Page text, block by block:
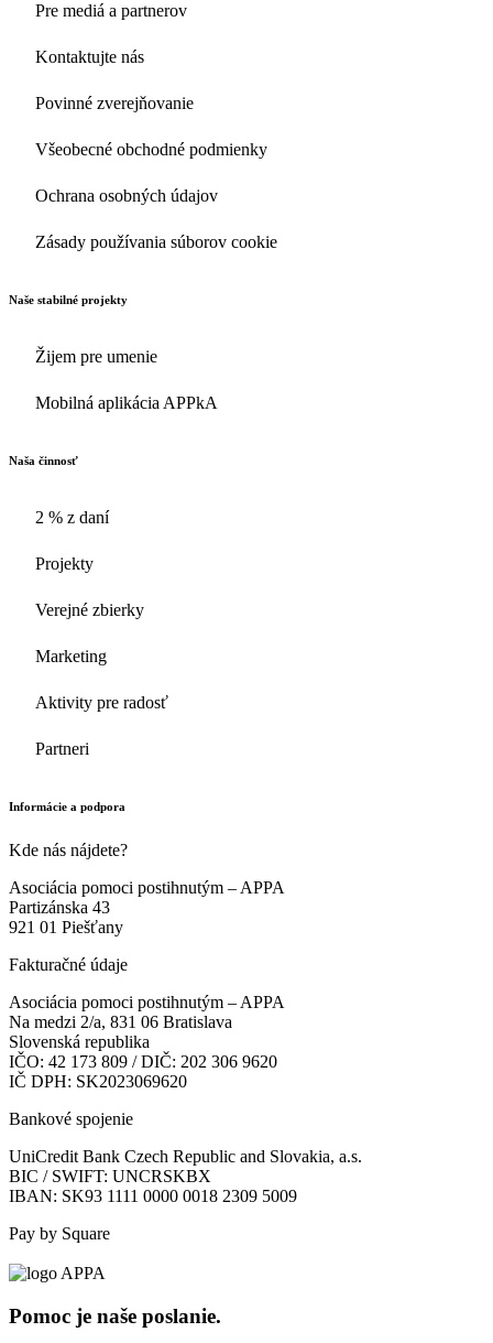
Pre mediá a partnerov
Kontaktujte nás
Povinné zverejňovanie
Všeobecné obchodné podmienky
Ochrana osobných údajov
Zásady používania súborov cookie
Naše stabilné projekty
Žijem pre umenie
Mobilná aplikácia APPkA
Naša činnosť
2 % z daní
Projekty
Verejné zbierky
Marketing
Aktivity pre radosť
Partneri
Informácie a podpora
Kde nás nájdete?
Asociácia pomoci postihnutým – APPA
Partizánska 43
921 01 Piešťany
Fakturačné údaje
Asociácia pomoci postihnutým – APPA
Na medzi 2/a, 831 06 Bratislava
Slovenská republika
IČO: 42 173 809 / DIČ: 202 306 9620
IČ DPH: SK2023069620
Bankové spojenie
UniCredit Bank Czech Republic and Slovakia, a.s.
BIC / SWIFT: UNCRSKBX
IBAN: SK93 1111 0000 0018 2309 5009
Pay by Square
Pomoc je naše poslanie.